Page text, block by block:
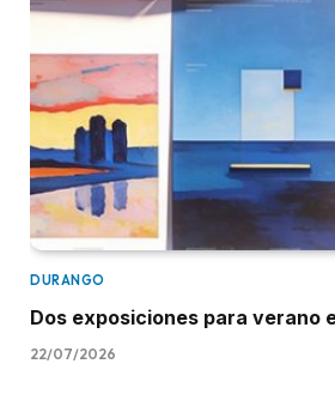
DURANGO
Dos exposiciones para verano
22/07/2026